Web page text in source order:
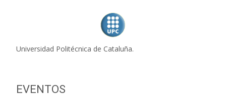
Universidad Politécnica de Cataluña.
EVENTOS